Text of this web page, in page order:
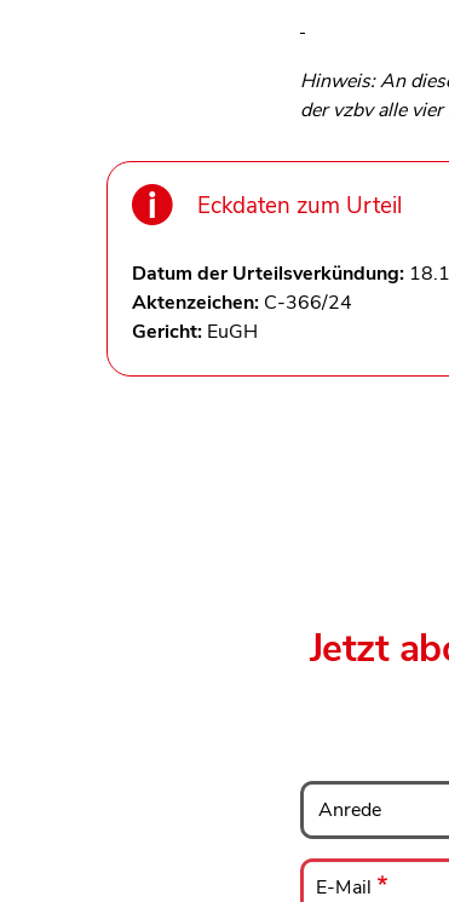
Hinweis: An
der vzbv alle
Eckdaten zum Urteil
Datum der Urteilsverkündung:
Aktenzeichen: C-366/24
Gericht: EuGH
Jetzt
Anrede
E-
Mail
E-Mail